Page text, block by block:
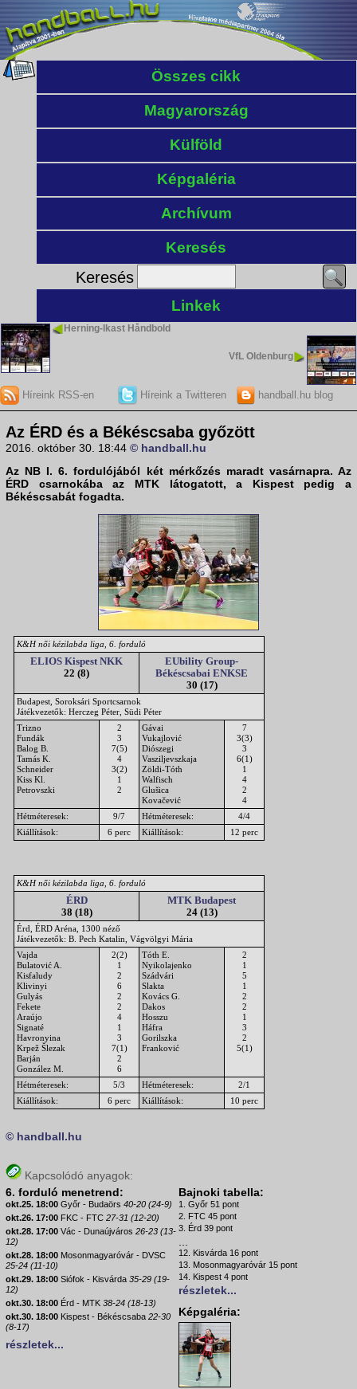
Összes cikk
Magyarország
Külföld
Képgaléria
Archívum
Keresés
Keresés
Linkek
Herning-Ikast Håndbold
VfL Oldenburg
Híreink RSS-en Híreink a Twitteren handball.hu blog
Az ÉRD és a Békéscsaba győzött
2016. október 30. 18:44 © handball.hu
Az NB I. 6. fordulójából két mérkőzés maradt vasárnapra. Az
ÉRD csarnokába az MTK látogatott, a Kispest pedig a
Békéscsabát fogadta.
K&H női kézilabda liga, 6. forduló
ELIOS Kispest NKK
22 (8)
EUbility Group-
Békéscsabai ENKSE
30 (17)
Budapest, Soroksári Sportcsarnok
Játékvezetők: Herczeg Péter, Südi Péter
Trizno
Fundák
Balog B.
Tamás K.
Schneider
Kiss Kl.
Petrovszki
2
3
7(5)
4
3(2)
1
2
Gávai
Vukajlović
Diószegi
Vasziljevszkaja
Zöldi-Tóth
Walfisch
Glušica
Kovačević
7
3(3)
3
6(1)
1
4
2
4
Hétméteresek:
9/7 Hétméteresek:
4/4
Kiállítások:
6 perc Kiállítások: 12 perc
K&H női kézilabda liga, 6. forduló
ÉRD
38 (18)
MTK Budapest
24 (13)
Érd, ÉRD Aréna, 1300 néző
Játékvezetők: B. Pech Katalin, Vágvölgyi Mária
Vajda
Bulatović A.
Kisfaludy
Klivinyi
Gulyás
Fekete
Araújo
Signaté
Havronyina
Krpež Šlezak
Barján
González M.
2(2)
1
2
6
2
2
4
1
3
7(1)
2
6
Tóth E.
Nyikolajenko
Szádvári
Slakta
Kovács G.
Dakos
Hosszu
Háfra
Gorilszka
Franković
2
1
5
1
2
2
1
3
2
5(1)
Hétméteresek: 5/3 Hétméteresek:
2/1
Kiállítások:
6 perc Kiállítások: 10 perc
© handball.hu
Kapcsolódó anyagok:
6. forduló menetrend:
okt.25. 18:00 Győr - Budaörs 40-20 (24-9)
okt.26. 17:00 FKC - FTC 27-31 (12-20)
okt.28. 17:00 Vác - Dunaújváros 26-23 (13-
12)
okt.28. 18:00 Mosonmagyaróvár - DVSC
25-24 (11-10)
okt.29. 18:00 Siófok - Kisvárda 35-29 (19-
12)
okt.30. 18:00 Érd - MTK 38-24 (18-13)
okt.30. 18:00 Kispest - Békéscsaba 22-30
(8-17)
részletek...
Bajnoki tabella:
1. Győr 51 pont
2. FTC 45 pont
3. Érd 39 pont
...
12. Kisvárda 16 pont
13. Mosonmagyaróvár 15 pont
14. Kispest 4 pont
részletek...
Képgaléria: